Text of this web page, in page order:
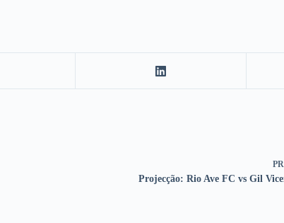
Projecção: Rio Ave FC vs Gil